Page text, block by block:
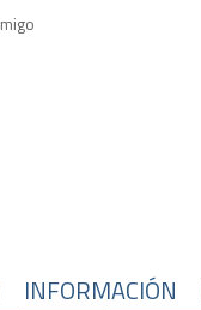
INFORMACIÓN